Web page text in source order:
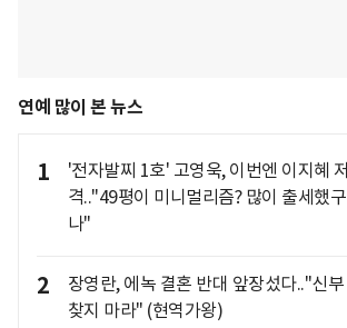
연예 많이 본 뉴스
1
'전자발찌 1호' 고영욱, 이번엔 이지혜 저
격.."49평이 미니멀리즘? 많이 출세했구
나"
2
장영란, 에녹 결혼 반대 앞장섰다.."신부
찾지 마라" (현역가왕)